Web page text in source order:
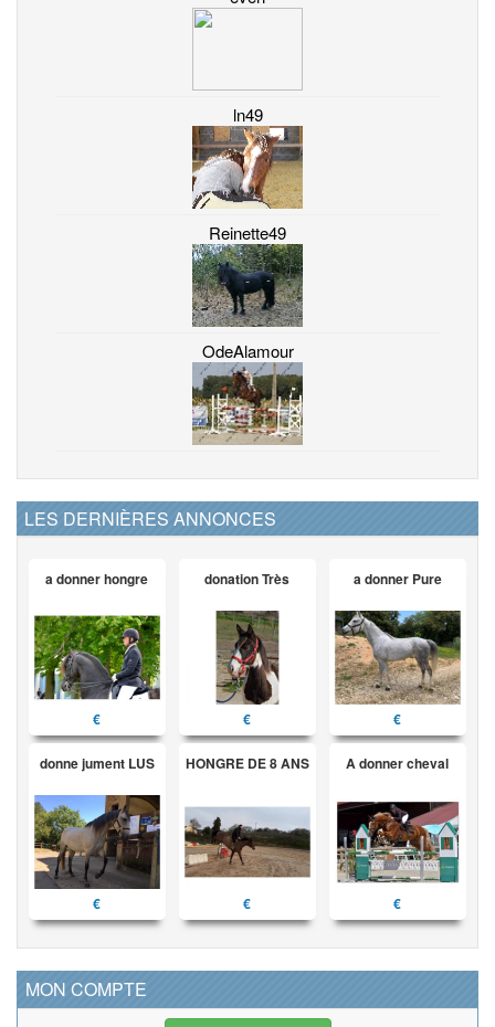
ln49
Reinette49
OdeAlamour
LES DERNIÈRES ANNONCES
a donner hongre
€
donation Très
€
a donner Pure
€
donne jument LUS
€
HONGRE DE 8 ANS
€
A donner cheval
€
MON COMPTE